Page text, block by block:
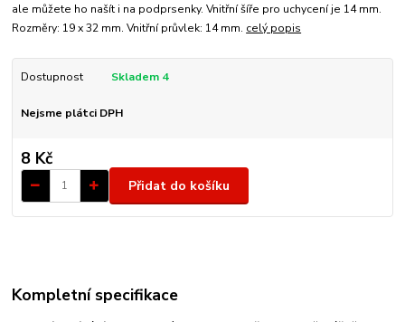
ale můžete ho našít i na podprsenky. Vnitřní šíře pro uchycení je 14 mm.
Rozměry: 19 x 32 mm. Vnitřní průvlek: 14 mm. celý popis
Dostupnost Skladem 4
Nejsme plátci DPH
8 Kč
Přidat do košíku
Kompletní specifikace